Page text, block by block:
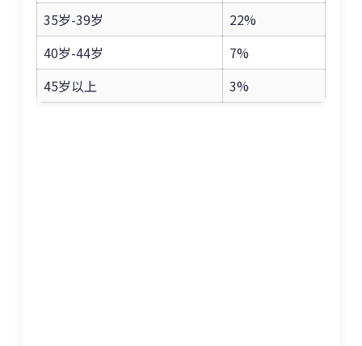
35岁-39岁
22%
40岁-44岁
7%
45岁以上
3%